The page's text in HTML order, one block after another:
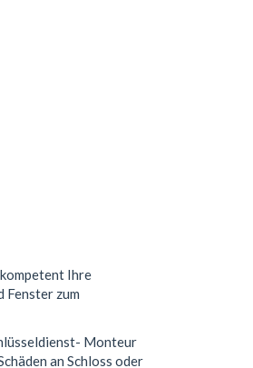
Ihre
Fenster zum
Monteur
an Schloss oder